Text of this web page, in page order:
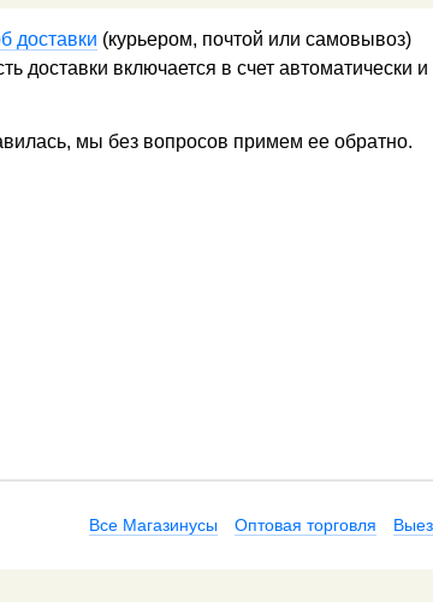
доставки (курьером, почтой или самовывоз)
доставки включается в счет автоматически и
мы без вопросов примем ее обратно.
Все Магазинусы Оптовая торговля